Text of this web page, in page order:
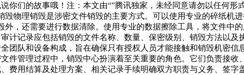
你们的故事哦！注：本文由“”腾讯独家，未经同意请勿以任何
物理销毁是涉密文件销毁的主要方式。可以使用专业的碎纸机
，还需要进行数据清除。使用专业的数据擦除工具，将文件中
计记录应包括销毁的文件名称、数量、保密级别、销毁方法以
团队和设备构成，旨在确保只有授权人员才能接触和销毁机密
件管理过程中，销毁中心扮演着至关重要的角色。它们负责接
费用结算及处理方案、相关记录手续明确双方职责与义务、签